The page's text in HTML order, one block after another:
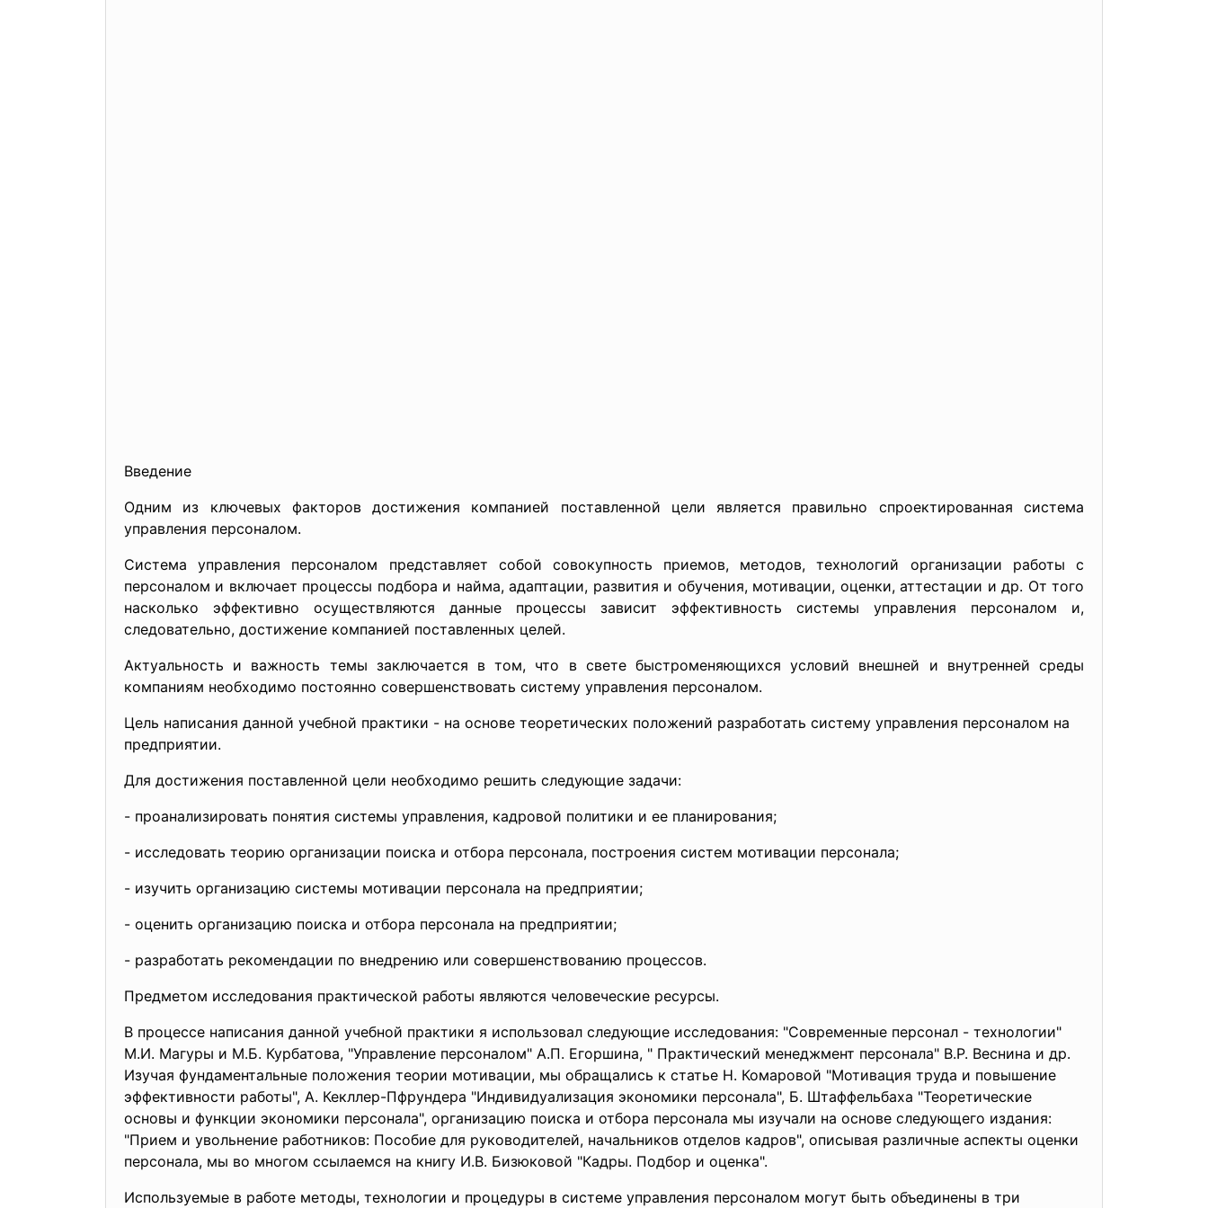
Введение
Одним из ключевых факторов достижения компанией поставленной цели является правильно спроектированная система
управления персоналом.
Система управления персоналом представляет собой совокупность приемов, методов, технологий организации работы с
персоналом и включает процессы подбора и найма, адаптации, развития и обучения, мотивации, оценки, аттестации и др. От того
насколько эффективно осуществляются данные процессы зависит эффективность системы управления персоналом и,
следовательно, достижение компанией поставленных целей.
Актуальность и важность темы заключается в том, что в свете быстроменяющихся условий внешней и внутренней среды
компаниям необходимо постоянно совершенствовать систему управления персоналом.
Цель написания данной учебной практики - на основе теоретических положений разработать систему управления персоналом на
предприятии.
Для достижения поставленной цели необходимо решить следующие задачи:
- проанализировать понятия системы управления, кадровой политики и ее планирования;
- исследовать теорию организации поиска и отбора персонала, построения систем мотивации персонала;
- изучить организацию системы мотивации персонала на предприятии;
- оценить организацию поиска и отбора персонала на предприятии;
- разработать рекомендации по внедрению или совершенствованию процессов.
Предметом исследования практической работы являются человеческие ресурсы.
В процессе написания данной учебной практики я использовал следующие исследования: "Современные персонал - технологии"
М.И. Магуры и М.Б. Курбатова, "Управление персоналом" А.П. Егоршина, " Практический менеджмент персонала" В.Р. Веснина и др.
Изучая фундаментальные положения теории мотивации, мы обращались к статье Н. Комаровой "Мотивация труда и повышение
эффективности работы", А. Кекллер-Пфрундера "Индивидуализация экономики персонала", Б. Штаффельбаха "Теоретические
основы и функции экономики персонала", организацию поиска и отбора персонала мы изучали на основе следующего издания:
"Прием и увольнение работников: Пособие для руководителей, начальников отделов кадров", описывая различные аспекты оценки
персонала, мы во многом ссылаемся на книгу И.В. Бизюковой "Кадры. Подбор и оценка".
Используемые в работе методы, технологии и процедуры в системе управления персоналом могут быть объединены в три